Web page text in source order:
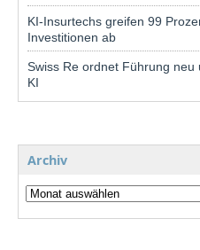
KI-Insurtechs greifen 99
Investitionen ab
Swiss Re ordnet Führung neu
KI
Archiv